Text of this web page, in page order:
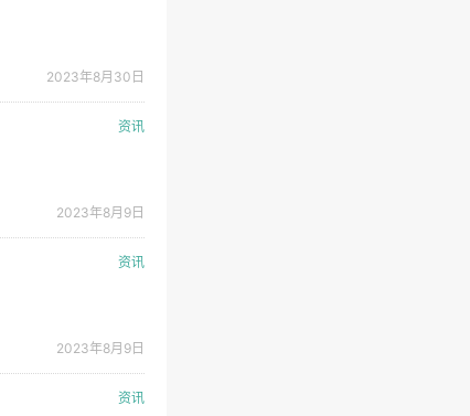
2023年8月30日
资讯
2023年8月9日
资讯
2023年8月9日
资讯